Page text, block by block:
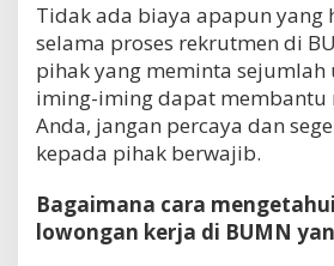
Tidak ada biaya apapun yang
selama proses rekrutmen di
pihak yang meminta sejumlah
iming-iming dapat membantu
Anda, jangan percaya dan
kepada pihak berwajib.
Bagaimana cara
lowongan kerja di BUMN